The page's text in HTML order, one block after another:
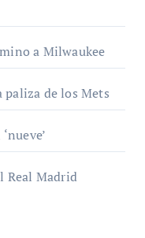
a Milwaukee
paliza de los Mets
Real Madrid